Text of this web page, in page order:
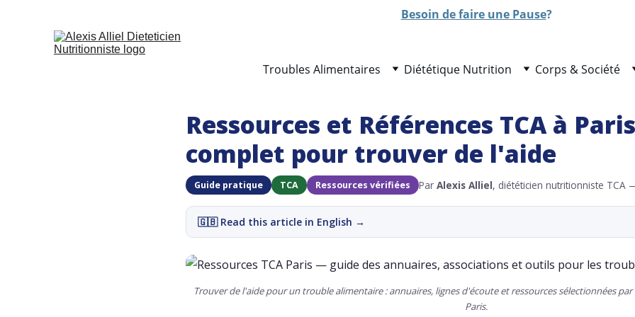
Besoin de faire une Pause?
Troubles Alimentaires Diététique Nutrition Corps & Société